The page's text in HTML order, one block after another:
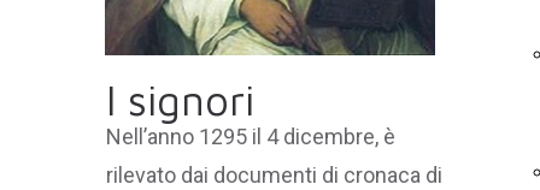
I signori
Nell’anno 1295 il 4 dicembre, è
rilevato dai documenti di cronaca di